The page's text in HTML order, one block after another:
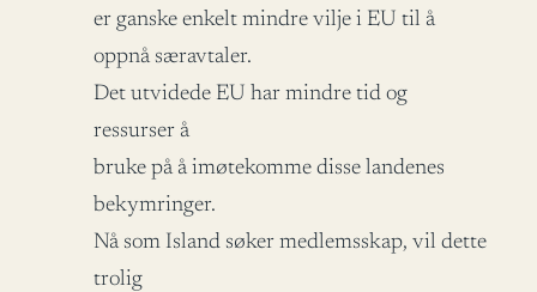
er ganske enkelt mindre vilje i EU til å
oppnå særavtaler.
Det utvidede EU har mindre tid og
ressurser å
bruke på å imøtekomme disse landenes
bekymringer.
Nå som Island søker medlemsskap, vil dette
trolig